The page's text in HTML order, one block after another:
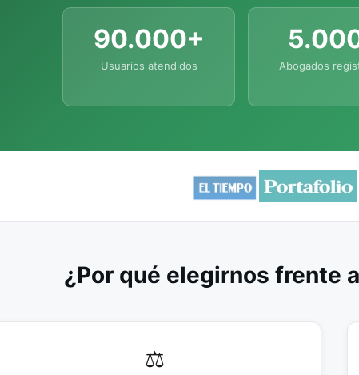
90.000+
Usuarios atendidos Abogados
¿Por qué elegirnos frente
⚖️